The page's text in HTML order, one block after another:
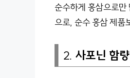
순수하게 홍삼으로
으로, 순수 홍삼 제품
2. 사포닌 함량